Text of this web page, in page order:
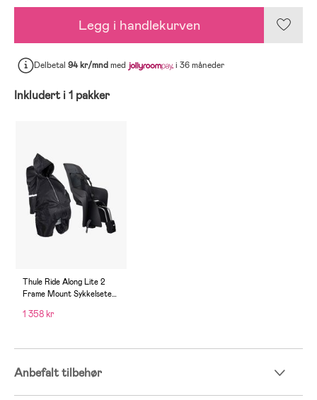
Legg i handlekurven
Delbetal 94 kr/mndmed i 36 måneder
Inkludert i 1 pakker
Thule Ride Along Lite 2
Frame Mount Sykkelsete
1 358 kr
Anbefalt tilbehør